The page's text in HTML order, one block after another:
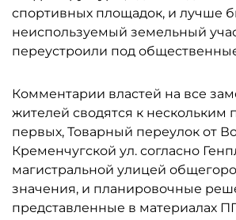
спортивных площадок, и лучше
неиспользуемый земельный
переустроили под
Комментарии властей на все
жителей сводятся к нескольким
первых, Товарный переулок от
Кременчугской ул. согласно
магистральной улицей
значения, и планировочные
представленные в материалах